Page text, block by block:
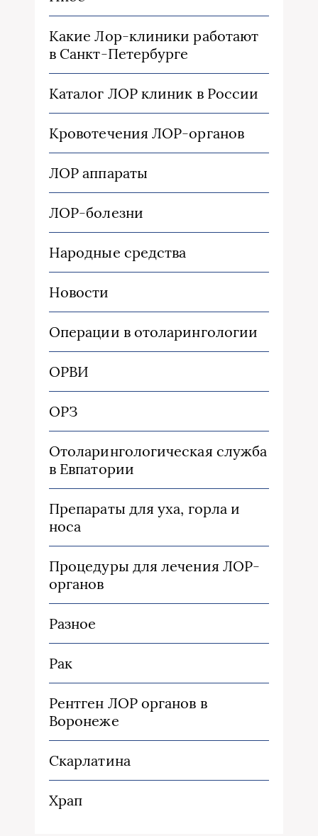
Какие Лор-клиники работают
в Санкт-Петербурге
Каталог ЛОР клиник в России
Кровотечения ЛОР-органов
ЛОР аппараты
ЛОР-болезни
Народные средства
Новости
Операции в отоларингологии
ОРВИ
ОРЗ
Отоларингологическая служба
в Евпатории
Препараты для уха, горла и
носа
Процедуры для лечения ЛОР-
органов
Разное
Рак
Рентген ЛОР органов в
Воронеже
Скарлатина
Храп